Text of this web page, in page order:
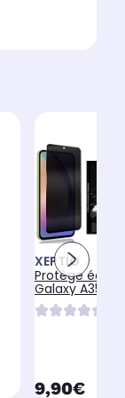
XEPTIO
Protège écran
Galaxy A35
9,90€